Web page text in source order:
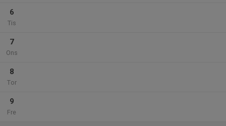
6
Tis
7
Ons
8
Tor
9
Fre